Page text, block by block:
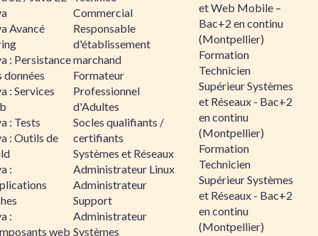
Avancé
: Persistance
données
: Services
: Tests
: Outils de
:
:
web
Commercial
Responsable
d'établissement
marchand
Formateur
Professionnel
d'Adultes
Socles qualifiants /
certifiants
Systèmes et Réseaux
Administrateur Linux
Administrateur
Support
Administrateur
Systèmes
et Web Mobile –
Bac+2 en continu
(Montpellier)
Formation
Technicien
Supérieur Systèmes
et Réseaux - Bac+2
en continu
(Montpellier)
Formation
Technicien
Supérieur Systèmes
et Réseaux - Bac+2
en continu
(Montpellier)